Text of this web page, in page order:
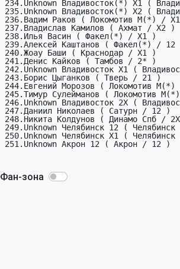
Фан-зона